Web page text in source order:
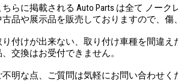
ちらに掲載される Auto Parts は全て ノー
古品や展示品を販売しておりますので、傷
り付けが出来ない、取り付け車種を間違
、交換はお受付できません。
不明な点、ご質問は気軽にお問い合わせく